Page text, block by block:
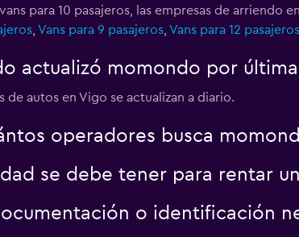
Ver precios
para 10 pasajeros, las empresas de arriendo
, Vans para 9 pasajeros, Vans para 12 pasajeros
actualizó momondo por
de autos en Vigo se actualizan a diario.
operadores busca
se debe tener para rentar
o identificación